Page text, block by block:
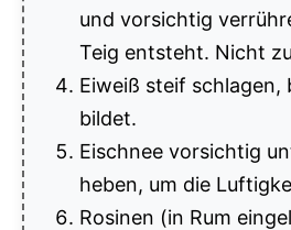
und vorsichtig
Teig entsteht. Nicht
Eiweiß steif schlagen,
bildet.
Eischnee vorsichtig
heben, um die
Rosinen (in Rum